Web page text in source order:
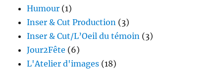
Humour (1)
Inser & Cut Production (3)
Inser & Cut/L’Oeil du témoin (3)
Jour2Fête (6)
L'Atelier d'images (18)